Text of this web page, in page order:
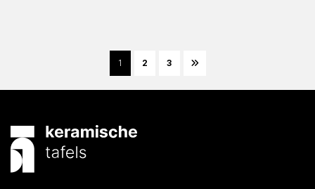
1 2 3